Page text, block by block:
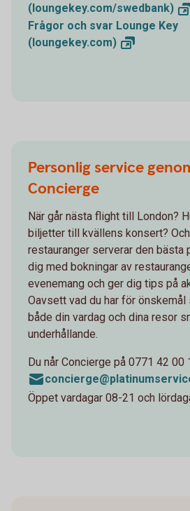
(loungekey.com/swedbank)
Frågor och svar Lounge Key
(loungekey.com)
Personlig service
Concierge
När går nästa flight till London?
biljetter till kvällens konsert?
restauranger serverar den bästa
dig med bokningar av
evenemang och ger dig tips på
Oavsett vad du har för
både din vardag och dina resor
underhållande.
Du når Concierge på 0771 42 00
Öppet vardagar 08-21 och